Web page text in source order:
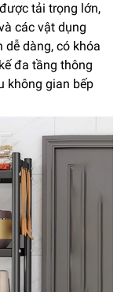
tải trọng lớn,
các vật dụng
dễ dàng, có khóa
đa tầng thông
không gian bếp